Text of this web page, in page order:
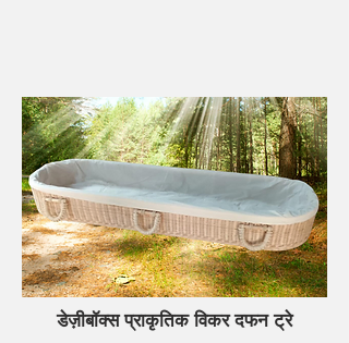
डेज़ीबॉक्स प्राकृतिक विकर दफन ट्रे